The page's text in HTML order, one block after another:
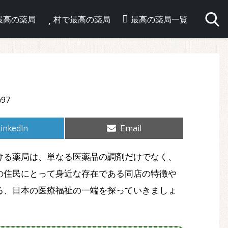
高の薬局 村で最高の薬局 最高の薬局一覧
Share
Email
薬局は、単なる医薬品の調剤だけでなく、
民にとって身近な存在である同店の特徴や
日本の医療福祉の一端を探っていきましょ